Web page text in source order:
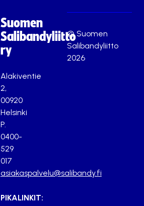
Suomen
Salibandyliitto
ry
Alakiventie
2,
00920
Helsinki
P.
0400-
529
017
asiakaspalvelu@salibandy.fi
PIKALINKIT:
© Suomen
Salibandyliitto
2026